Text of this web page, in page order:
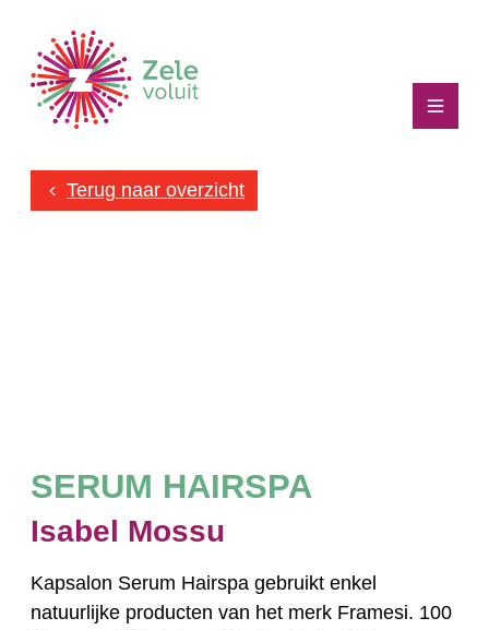
Naar inhoud
gezelegdichtbij
Menu
Terug naar overzicht
SERUM HAIRSPA
Isabel Mossu
Introtekst
Kapsalon Serum Hairspa gebruikt enkel
natuurlijke producten van het merk Framesi. 100